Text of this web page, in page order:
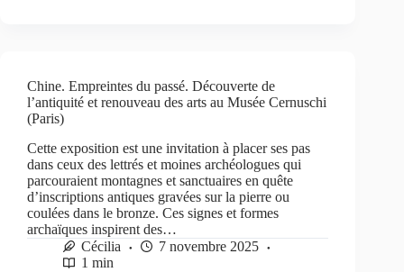
Chine. Empreintes du passé. Découverte de
l’antiquité et renouveau des arts au Musée Cernuschi
(Paris)
Cette exposition est une invitation à placer ses pas
dans ceux des lettrés et moines archéologues qui
parcouraient montagnes et sanctuaires en quête
d’inscriptions antiques gravées sur la pierre ou
coulées dans le bronze. Ces signes et formes
archaïques inspirent des…
Cécilia
7 novembre 2025
1 min